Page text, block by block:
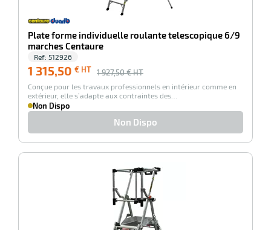
Plate forme individuelle roulante telescopique 6/9
marches Centaure
Ref: 512926
1 315,50 € HT 1 927,50 € HT
Conçue pour les travaux professionnels en intérieur comme en
extérieur, elle s’adapte aux contraintes des…
Non Dispo
Non Dispo